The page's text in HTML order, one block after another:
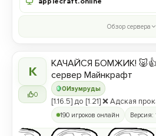
applecraft.online
Обзор сервера
К
0
0Изумруды
КАЧАЙСЯ БОМЖИК! 🐷👍
сервер Майнкрафт
[1.16.5] до [1.21] ❌ Адская
190 игроков онлайн Версия: